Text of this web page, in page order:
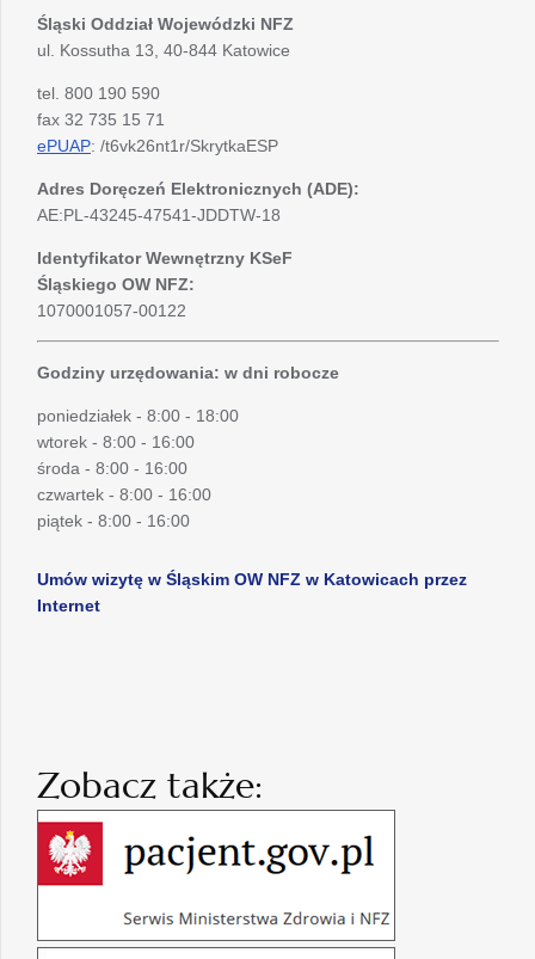
Śląski Oddział Wojewódzki NFZ
ul. Kossutha 13, 40-844 Katowice
tel. 800 190 590
fax 32 735 15 71
ePUAP: /t6vk26nt1r/SkrytkaESP
Adres Doręczeń Elektronicznych (ADE):
AE:PL-43245-47541-JDDTW-18
Identyfikator Wewnętrzny KSeF
Śląskiego OW NFZ:
1070001057-00122
Godziny urzędowania: w dni robocze
poniedziałek - 8:00 - 18:00
wtorek - 8:00 - 16:00
środa - 8:00 - 16:00
czwartek - 8:00 - 16:00
piątek - 8:00 - 16:00
Umów wizytę w Śląskim OW NFZ w Katowicach przez
Internet
Zobacz także: